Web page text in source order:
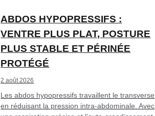
ABDOS HYPOPRESSIFS :
VENTRE PLUS PLAT, POSTURE
PLUS STABLE ET PÉRINÉE
PROTÉGÉ
2 août 2026
Les abdos hypopressifs travaillent le transverse
en réduisant la pression intra-abdominale. Avec